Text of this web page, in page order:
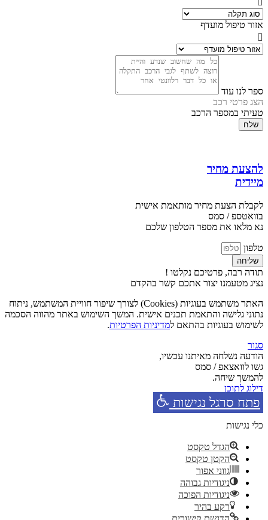
אזור טיפול מועדף
ספר לנו עוד
הצג פרטי רכב
טעיתי במספר הרכב
שלח
להצעת מחיר
מיידית
לקבלת הצעת מחיר מותאמת אישית
בוואטספ / סמס
נא מלאו את מספר הטלפון שלכם
טלפון
שליחה
תודה רבה, פרטיכם נקלטו !
נציג מטעמנו יצור אתכם קשר בהקדם
האתר משתמש בעוגיות (Cookies) לצורך שיפור חוויית המשתמש, ניתוח
נתוני גלישה והתאמת תכנים אישית. המשך השימוש באתר מהווה הסכמה
לשימוש בעוגיות בהתאם למדיניות הפרטיות.
סגור
הודעה נשלחה מאיתנו עכשיו,
גשו לוואצאפ / סמס
להמשך שיחה.
דילוג לתוכן
פתח סרגל נגישות
כלי נגישות
הגדל טקסט
הקטן טקסט
גווני אפור
ניגודיות גבוהה
ניגודיות הפוכה
רקע בהיר